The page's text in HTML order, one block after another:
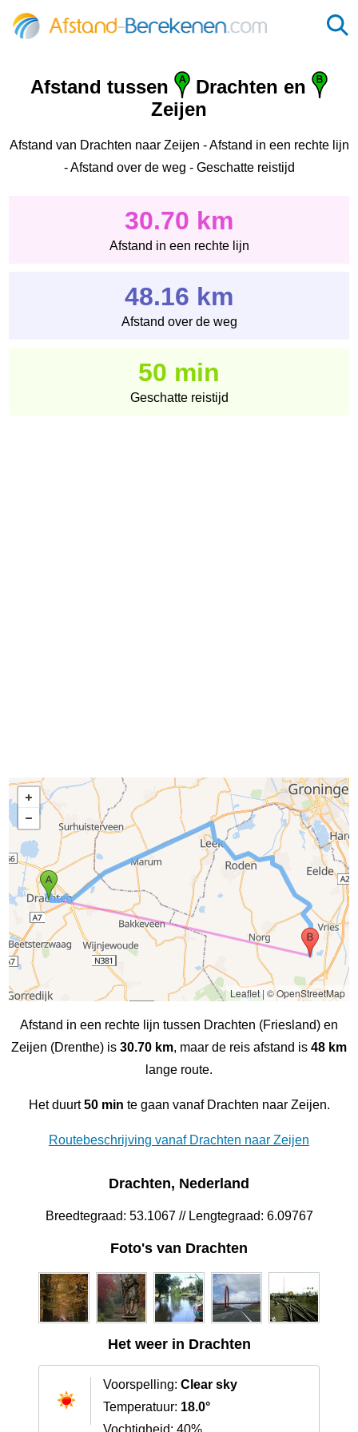
Afstand tussen
Drachten en
Zeijen
Afstand van Drachten naar Zeijen - Afstand in een rechte lijn
- Afstand over de weg - Geschatte reistijd
30.70 km
Afstand in een rechte lijn
48.16 km
Afstand over de weg
50 min
Geschatte reistijd
Leaflet| © OpenStreetMap
Afstand in een rechte lijn tussen Drachten (Friesland) en
Zeijen (Drenthe) is 30.70 km, maar de reis afstand is 48 km
lange route.
Het duurt50 min te gaan vanaf Drachten naar Zeijen.
Routebeschrijving vanaf Drachten naar Zeijen
Drachten, Nederland
Breedtegraad: 53.1067 // Lengtegraad: 6.09767
Foto's van Drachten
Het weer in Drachten
Voorspelling: Clear sky
Temperatuur: 18.0°